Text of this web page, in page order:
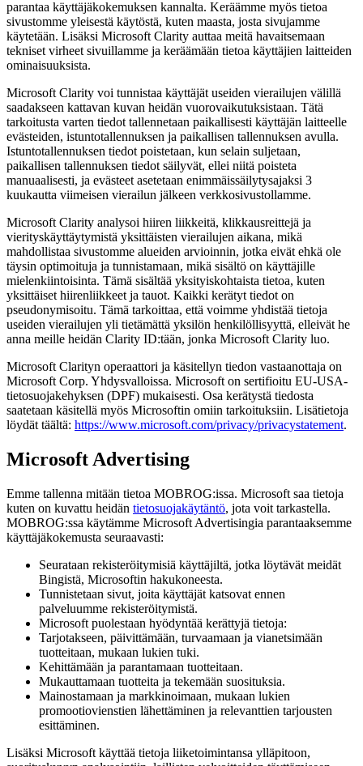
parantaa käyttäjäkokemuksen kannalta. Keräämme myös tietoa
sivustomme yleisestä käytöstä, kuten maasta, josta sivujamme
käytetään. Lisäksi Microsoft Clarity auttaa meitä havaitsemaan
tekniset virheet sivuillamme ja keräämään tietoa käyttäjien laitteiden
ominaisuuksista.
Microsoft Clarity voi tunnistaa käyttäjät useiden vierailujen välillä
saadakseen kattavan kuvan heidän vuorovaikutuksistaan. Tätä
tarkoitusta varten tiedot tallennetaan paikallisesti käyttäjän laitteelle
evästeiden, istuntotallennuksen ja paikallisen tallennuksen avulla.
Istuntotallennuksen tiedot poistetaan, kun selain suljetaan,
paikallisen tallennuksen tiedot säilyvät, ellei niitä poisteta
manuaalisesti, ja evästeet asetetaan enimmäissäilytysajaksi 3
kuukautta viimeisen vierailun jälkeen verkkosivustollamme.
Microsoft Clarity analysoi hiiren liikkeitä, klikkausreittejä ja
vierityskäyttäytymistä yksittäisten vierailujen aikana, mikä
mahdollistaa sivustomme alueiden arvioinnin, jotka eivät ehkä ole
täysin optimoituja ja tunnistamaan, mikä sisältö on käyttäjille
mielenkiintoisinta. Tämä sisältää yksityiskohtaista tietoa, kuten
yksittäiset hiirenliikkeet ja tauot. Kaikki kerätyt tiedot on
pseudonymisoitu. Tämä tarkoittaa, että voimme yhdistää tietoja
useiden vierailujen yli tietämättä yksilön henkilöllisyyttä, elleivät he
anna meille heidän Clarity ID:tään, jonka Microsoft Clarity luo.
Microsoft Clarityn operaattori ja käsitellyn tiedon vastaanottaja on
Microsoft Corp. Yhdysvalloissa. Microsoft on sertifioitu EU-USA-
tietosuojakehyksen (DPF) mukaisesti. Osa kerätystä tiedosta
saatetaan käsitellä myös Microsoftin omiin tarkoituksiin. Lisätietoja
löydät täältä: https://www.microsoft.com/privacy/privacystatement.
Microsoft Advertising
Emme tallenna mitään tietoa MOBROG:issa. Microsoft saa tietoja
kuten on kuvattu heidän tietosuojakäytäntö, jota voit tarkastella.
MOBROG:ssa käytämme Microsoft Advertisingia parantaaksemme
käyttäjäkokemusta seuraavasti:
Seurataan rekisteröitymisiä käyttäjiltä, jotka löytävät meidät
Bingistä, Microsoftin hakukoneesta.
Tunnistetaan sivut, joita käyttäjät katsovat ennen
palveluumme rekisteröitymistä.
Microsoft puolestaan hyödyntää kerättyjä tietoja:
Tarjotakseen, päivittämään, turvaamaan ja vianetsimään
tuotteitaan, mukaan lukien tuki.
Kehittämään ja parantamaan tuotteitaan.
Mukauttamaan tuotteita ja tekemään suosituksia.
Mainostamaan ja markkinoimaan, mukaan lukien
promootiovienstien lähettäminen ja relevanttien tarjousten
esittäminen.
Lisäksi Microsoft käyttää tietoja liiketoimintansa ylläpitoon,